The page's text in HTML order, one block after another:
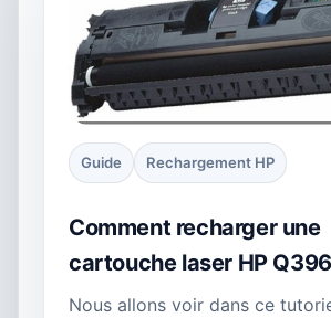
Guide Rechargement HP
Comment recharger une
cartouche laser HP
Nous allons voir dans ce